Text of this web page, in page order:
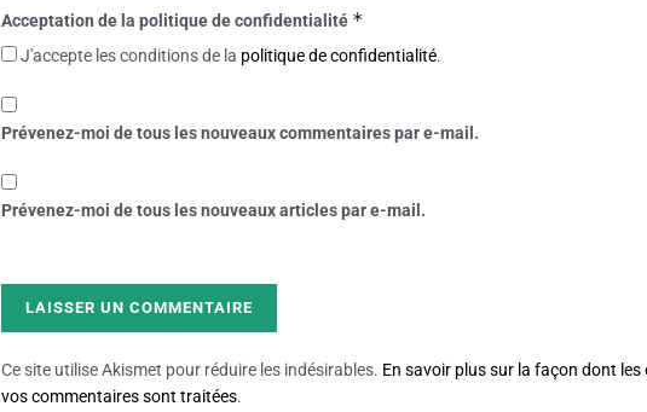
Acceptation de la politique de confidentialité *
J'accepte les conditions de la politique de confidentialité.
Prévenez-moi de tous les nouveaux commentaires par e-mail.
Prévenez-moi de tous les nouveaux articles par e-mail.
Ce site utilise Akismet pour réduire les indésirables. En savoir plus sur la façon dont les
vos commentaires sont traitées.